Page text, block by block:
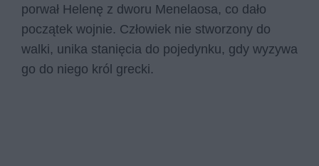
porwał Helenę z dworu Menelaosa, co dało
początek wojnie. Człowiek nie stworzony do
walki, unika stanięcia do pojedynku, gdy wyzywa
go do niego król grecki.